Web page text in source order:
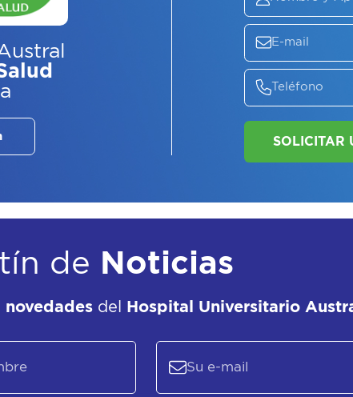
EL
de Noticias
novedades del Hospital Universitario